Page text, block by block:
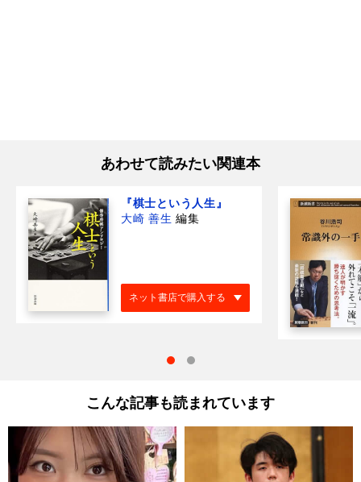
あわせて読みたい関連本
『棋士という人生』
大崎 善生 編集
ネット書店で購入する
こんな記事も読まれています